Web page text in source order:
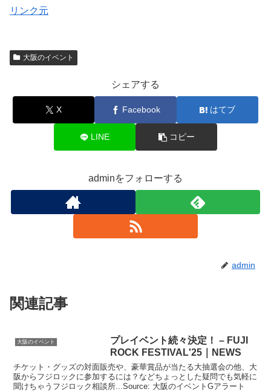
リンク元
大阪のイベント
シェアする
X Facebook はてブ
LINE コピー
adminをフォローする
admin
関連記事
大阪のイベント プレイベント続々決定！ – FUJI
ROCK FESTIVAL'25｜NEWS
チケット・グッズの対面販売や、豪華賞品が当たる大抽選会の他、大
阪からフジロックに参加するには？などちょっとした疑問でも気軽に
聞けちゃうフジロック相談所...Source: 大阪のイベントGアラート